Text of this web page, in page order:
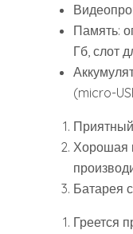
Память:
Гб, слот
(micro-
Хорошая
Батарея
Греется